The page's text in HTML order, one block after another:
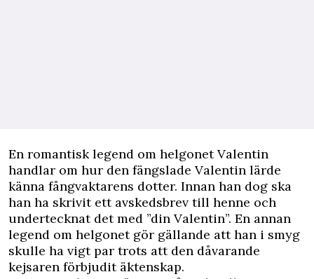
En romantisk legend om helgonet Valentin
handlar om hur den fängslade Valentin lärde
känna fångvaktarens dotter. Innan han dog ska
han ha skrivit ett avskedsbrev till henne och
undertecknat det med ”din Valentin”. En annan
legend om helgonet gör gällande att han i smyg
skulle ha vigt par trots att den dåvarande
kejsaren förbjudit äktenskap.